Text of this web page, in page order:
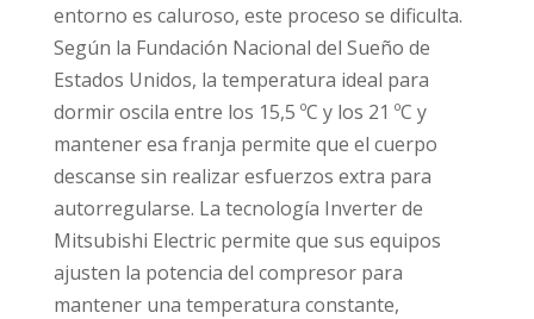
entorno es caluroso, este proceso se dificulta.
Según la Fundación Nacional del Sueño de
Estados Unidos, la temperatura ideal para
dormir oscila entre los 15,5 ºC y los 21 ºC y
mantener esa franja permite que el cuerpo
descanse sin realizar esfuerzos extra para
autorregularse. La tecnología Inverter de
Mitsubishi Electric permite que sus equipos
ajusten la potencia del compresor para
mantener una temperatura constante,